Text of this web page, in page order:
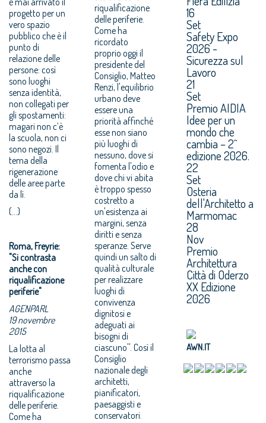
progetto per un
vero spazio
pubblico che è il
punto di
relazione delle
persone: così
sono luoghi
senza identità,
non collegati per
gli spostamenti:
magari non c’è
la scuola, non ci
sono negozi. Il
tema della
rigenerazione
delle aree parte
da lì.
(...)
Roma, Freyrie:
"Si contrasta
anche con
riqualificazione
periferie"
AGENPARL
19 novembre
2015
La lotta al
terrorismo passa
anche
attraverso la
riqualificazione
delle periferie.
Come ha
riqualificazione
delle periferie.
Come ha
ricordato
proprio oggi il
presidente del
Consiglio, Matteo
Renzi, l'equilibrio
urbano deve
essere una
priorità affinché
esse non siano
più luoghi di
nessuno, dove si
fomenta l'odio e
dove chi vi abita
è troppo spesso
costretto a
un'esistenza ai
margini, senza
diritti e senza
speranze. Serve
quindi un salto di
qualità culturale
per realizzare
luoghi di
convivenza
dignitosi e
adeguati ai
bisogni di
ciascuno''. Così il
Consiglio
nazionale degli
architetti,
pianificatori,
paesaggisti e
conservatori.
16
Set
Safety Expo
2026 -
Sicurezza sul
Lavoro
21
Set
Premio AIDIA
Idee per un
mondo che
cambia – 2^
edizione 2026.
22
Set
Osteria
dell'Architetto a
Marmomac
28
Nov
Premio
Architettura
Città di Oderzo
XX Edizione
2026
AWN.IT